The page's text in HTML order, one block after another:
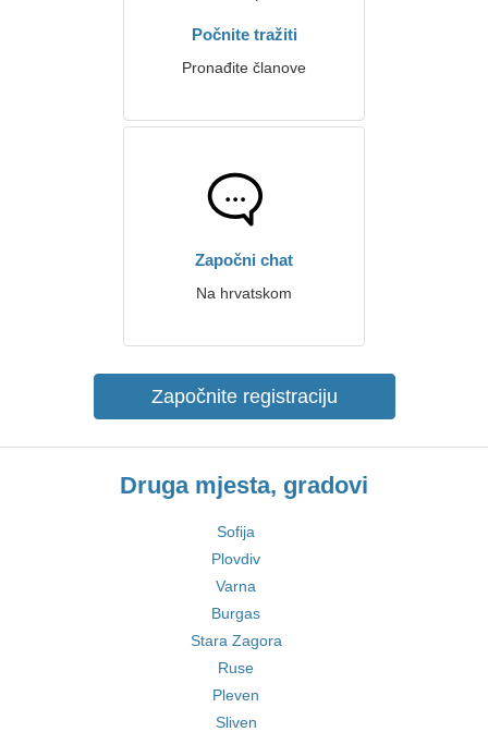
Počnite tražiti
Pronađite članove
Započni chat
Na hrvatskom
Započnite registraciju
Druga mjesta, gradovi
Sofija
Plovdiv
Varna
Burgas
Stara Zagora
Ruse
Pleven
Sliven